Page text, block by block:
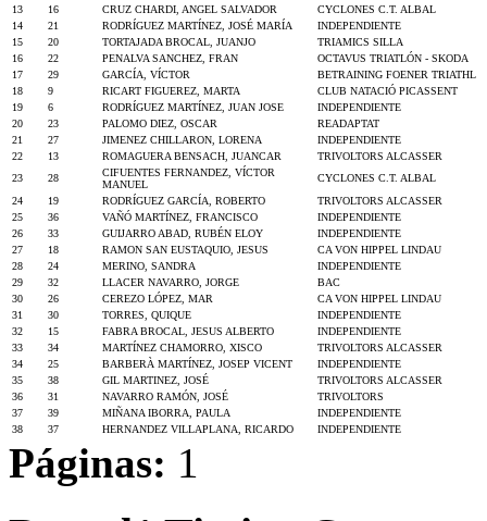
13
16 CRUZ CHARDI, ANGEL SALVADOR
CYCLONES C.T. ALBAL
14
21 RODRÍGUEZ MARTÍNEZ, JOSÉ MARÍA
INDEPENDIENTE
15
20 TORTAJADA BROCAL, JUANJO
TRIAMICS SILLA
16
22 PENALVA SANCHEZ, FRAN
OCTAVUS TRIATLÓN - SKODA
17
29 GARCÍA, VÍCTOR
BETRAINING FOENER TRIATHL
18
9 RICART FIGUEREZ, MARTA
CLUB NATACIÓ PICASSENT
19
6 RODRÍGUEZ MARTÍNEZ, JUAN JOSE
INDEPENDIENTE
20
23 PALOMO DIEZ, OSCAR
READAPTAT
21
27 JIMENEZ CHILLARON, LORENA
INDEPENDIENTE
22
13 ROMAGUERA BENSACH, JUANCAR
TRIVOLTORS ALCASSER
23
28
CIFUENTES FERNANDEZ, VÍCTOR
MANUEL
CYCLONES C.T. ALBAL
24
19 RODRÍGUEZ GARCÍA, ROBERTO
TRIVOLTORS ALCASSER
25
36 VAÑÓ MARTÍNEZ, FRANCISCO
INDEPENDIENTE
26
33 GUIJARRO ABAD, RUBÉN ELOY
INDEPENDIENTE
27
18 RAMON SAN EUSTAQUIO, JESUS
CA VON HIPPEL LINDAU
28
24 MERINO, SANDRA
INDEPENDIENTE
29
32 LLACER NAVARRO, JORGE
BAC
30
26 CEREZO LÓPEZ, MAR
CA VON HIPPEL LINDAU
31
30 TORRES, QUIQUE
INDEPENDIENTE
32
15 FABRA BROCAL, JESUS ALBERTO
INDEPENDIENTE
33
34 MARTÍNEZ CHAMORRO, XISCO
TRIVOLTORS ALCASSER
34
25 BARBERÀ MARTÍNEZ, JOSEP VICENT
INDEPENDIENTE
35
38 GIL MARTINEZ, JOSÉ
TRIVOLTORS ALCASSER
36
31 NAVARRO RAMÓN, JOSÉ
TRIVOLTORS
37
39 MIÑANA IBORRA, PAULA
INDEPENDIENTE
38
37 HERNANDEZ VILLAPLANA, RICARDO INDEPENDIENTE
Páginas: 1